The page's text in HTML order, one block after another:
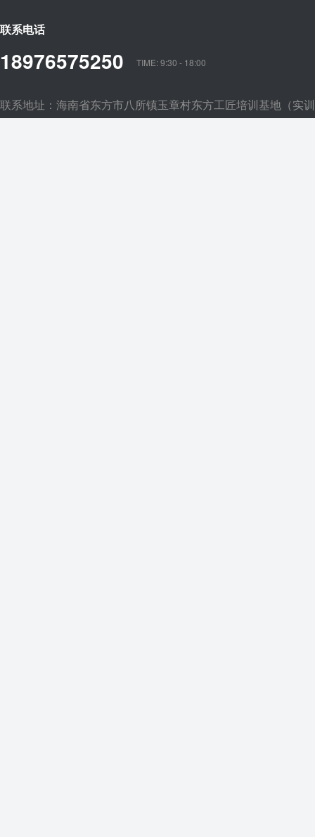
联系电话
18976575250 TIME: 9:30 - 18:00
联系地址：海南省东方市八所镇玉章村东方工匠培训基地（实